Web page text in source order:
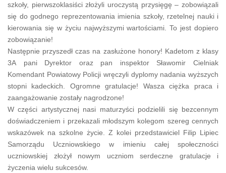
szkoły, pierwszoklasiści złożyli uroczystą przysięgę – zobowiązali
się do godnego reprezentowania imienia szkoły, rzetelnej nauki i
kierowania się w życiu najwyższymi wartościami. To jest dopiero
zobowiązanie!
​Następnie przyszedł czas na zasłużone honory! Kadetom z klasy
3A pani Dyrektor oraz pan inspektor Sławomir Cielniak
Komendant Powiatowy Policji wręczyli dyplomy nadania wyższych
stopni kadeckich. Ogromne gratulacje! Wasza ciężka praca i
zaangażowanie zostały nagrodzone!
​W części artystycznej nasi maturzyści podzielili się bezcennym
doświadczeniem i przekazali młodszym kolegom szereg cennych
wskazówek na szkolne życie. Z kolei przedstawiciel Filip Lipiec
Samorządu Uczniowskiego w imieniu całej społeczności
uczniowskiej złożył nowym uczniom serdeczne gratulacje i
życzenia wielu sukcesów.